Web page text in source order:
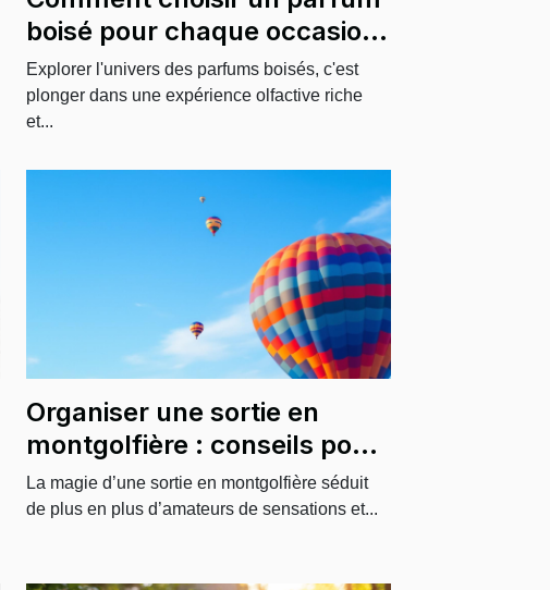
boisé pour chaque occasion
?
Explorer l'univers des parfums boisés, c'est
plonger dans une expérience olfactive riche
et...
Organiser une sortie en
montgolfière : conseils pour
groupes et événements
spéciaux
La magie d’une sortie en montgolfière séduit
de plus en plus d’amateurs de sensations et...